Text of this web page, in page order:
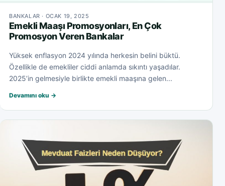
BANKALAR · OCAK 19, 2025
Emekli Maaşı Promosyonları, En Çok
Promosyon Veren Bankalar
Yüksek enflasyon 2024 yılında herkesin belini büktü.
Özellikle de emekliler ciddi anlamda sıkıntı yaşadılar.
2025’in gelmesiyle birlikte emekli maaşına gelen...
Devamını oku →